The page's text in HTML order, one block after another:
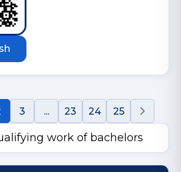
3 ... 23 24 25
work of bachelors